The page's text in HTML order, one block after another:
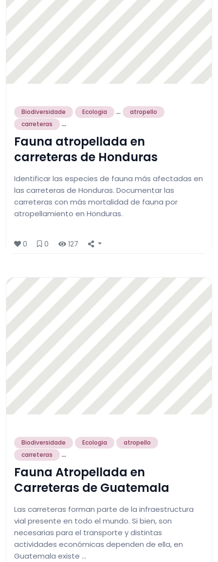
Biodiversidade Ecologia ...
atropello
carreteras
...
Fauna atropellada en
carreteras de Honduras
Identificar las especies de fauna más afectadas en
las carreteras de Honduras. Documentar las
carreteras con más mortalidad de fauna por
atropellamiento en Honduras.
0 0 127
Biodiversidade Ecologia
atropello
carreteras
...
Fauna Atropellada en
Carreteras de Guatemala
Las carreteras forman parte de la infraestructura
vial presente en todo el mundo. Si bien, son
necesarias para el transporte y distintas
actividades económicas dependen de ella, en
Guatemala existe …